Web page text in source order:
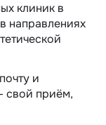
клиник в
направлениях
и
свой приём,